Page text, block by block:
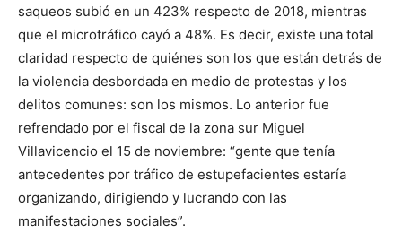
saqueos subió en un 423% respecto de 2018, mientras
que el microtráfico cayó a 48%. Es decir, existe una total
claridad respecto de quiénes son los que están detrás de
la violencia desbordada en medio de protestas y los
delitos comunes: son los mismos. Lo anterior fue
refrendado por el fiscal de la zona sur Miguel
Villavicencio el 15 de noviembre: “gente que tenía
antecedentes por tráfico de estupefacientes estaría
organizando, dirigiendo y lucrando con las
manifestaciones sociales”.